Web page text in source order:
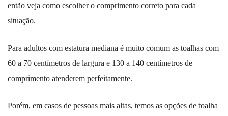
então veja como escolher o comprimento correto para cada
situação.
Para adultos com estatura mediana é muito comum as toalhas com
60 a 70 centímetros de largura e 130 a 140 centímetros de
comprimento atenderem perfeitamente.
Porém, em casos de pessoas mais altas, temos as opções de toalha